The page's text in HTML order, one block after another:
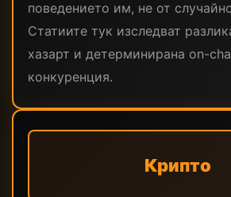
поведението им, не от
Статиите тук изследват
хазарт и детерминирана on-
конкуренция.
Крипто